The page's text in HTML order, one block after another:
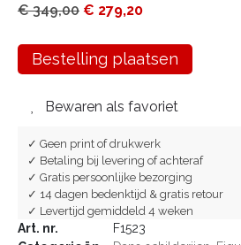
€349,00 € 279,20
Bestelling plaatsen
Bewaren als favoriet
✓ Geen print of drukwerk
✓ Betaling bij levering of achteraf
✓ Gratis persoonlijke bezorging
✓ 14 dagen bedenktijd & gratis retour
✓ Levertijd gemiddeld 4 weken
Art. nr.
F1523